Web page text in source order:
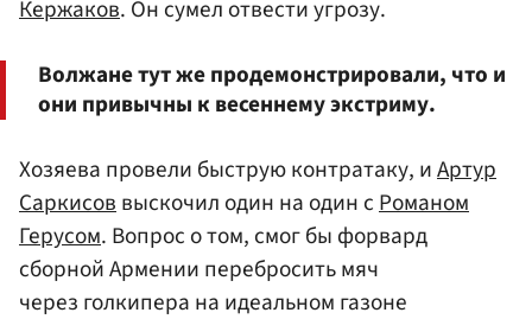
Кержаков. Он сумел отвести угрозу.
Волжане тут же продемонстрировали, что и
они привычны к весеннему экстриму.
Хозяева провели быструю контратаку, иАртур
Саркисоввыскочил один на один сРоманом
Герусом. Вопрос о том, смог бы форвард
сборной Армении перебросить мяч
через голкипера на идеальном газоне